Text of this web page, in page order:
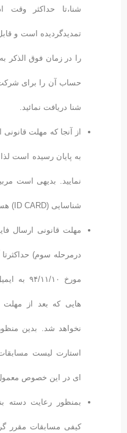
تمدیدگردیده است و
را در زمان فوق الذکر
حساب آن را برای
شنا دریافت نمائید.
از آنجا که مهلت
به پایان رسیده است
نمایید. بدیهی است
شناسایی (ID CARD) هستند؛ باید استفاده نمایند.
مورخ ۹۴/
هایی که بعد از مهلت
نخواهد شد. بدین
استارت لیست
ای در این خصوص
بمنظور رعایت دسته
کیفی مسابقات مقرر